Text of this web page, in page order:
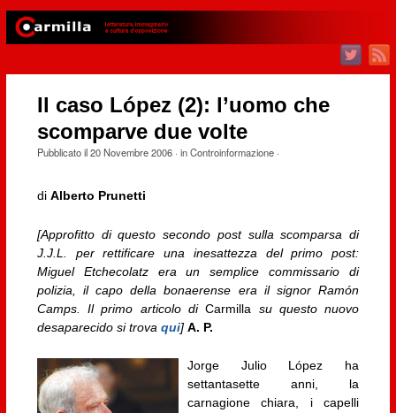
Il caso López (2): l’uomo che
scomparve due volte
Pubblicato il20 Novembre 2006· inControinformazione·
di Alberto Prunetti
[Approfitto di questo secondo post sulla scomparsa di
J.J.L. per rettificare una inesattezza del primo post:
Miguel Etchecolatz era un semplice commissario di
polizia, il capo della bonaerense era il signor Ramón
Camps. Il primo articolo diCarmilla su questo nuovo
desaparecido si trova qui] A. P.
Jorge Julio López ha
settantasette anni, la
carnagione chiara, i capelli